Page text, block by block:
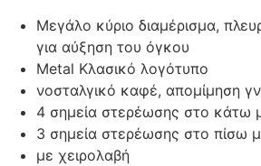
Μεγάλο κύριο διαμέρισμα,
για αύξηση του όγκου
Metal Κλασικό λογότυπο
νοσταλγικό καφέ, απομίμηση
4 σημεία στερέωσης στο κάτω
3 σημεία στερέωσης στο πίσω
με χειρολαβή